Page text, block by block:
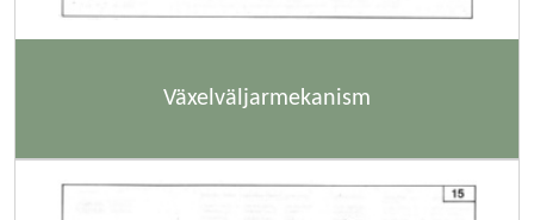
Växelväljarmekanism